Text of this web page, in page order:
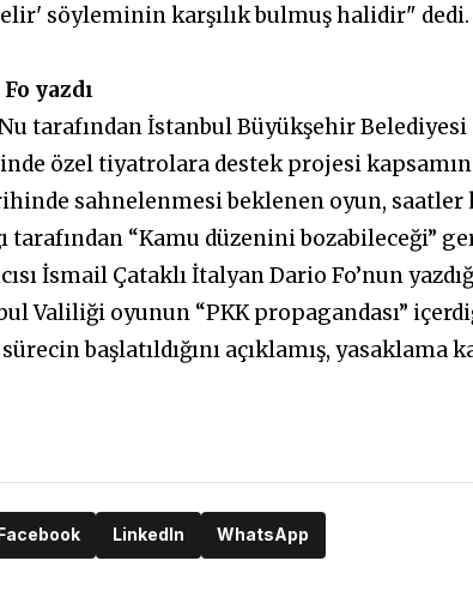
söyleminin karşılık bulmuş halidir" dedi.
yazdı
tarafından İstanbul Büyükşehir
özel tiyatrolara destek projesi
sahnelenmesi beklenen oyun, saatler
tarafından “Kamu düzenini bozabileceği”
İsmail Çataklı İtalyan Dario Fo’nun
Valiliği oyunun “PKK propagandası”
başlatıldığını açıklamış,
LinkedIn WhatsApp